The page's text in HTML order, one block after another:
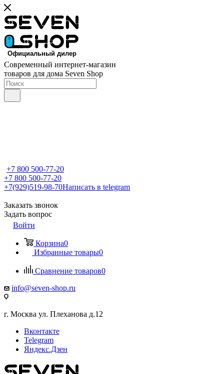
Современный интернет-магазин
товаров для дома Seven Shop
+7 800 500-77-20
+7 800 500-77-20
+7(929)519-98-70Написать в telegram
Заказать звонок
Задать вопрос
Войти
Корзина0
Избранные товары0
Сравнение товаров0
info@seven-shop.ru
г. Москва ул. Плеханова д.12
Вконтакте
Telegram
Яндекс.Дзен